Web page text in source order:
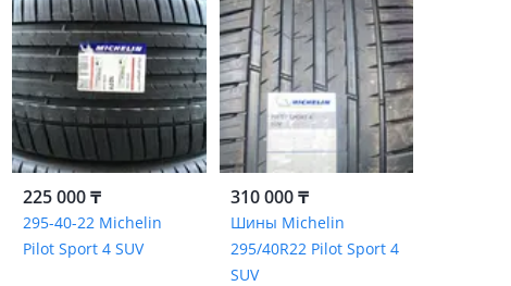
225 000 ₸
295-40-22 Michelin
Pilot Sport 4 SUV
310 000 ₸
Шины Michelin
295/40R22 Pilot Sport 4
SUV